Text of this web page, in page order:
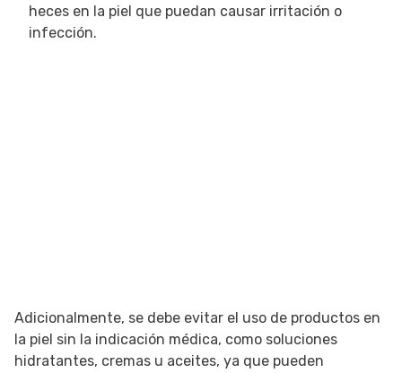
heces en la piel que puedan causar irritación o
infección.
Adicionalmente, se debe evitar el uso de productos en
la piel sin la indicación médica, como soluciones
hidratantes, cremas u aceites, ya que pueden